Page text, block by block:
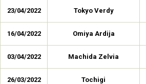
23/04/2022 Tokyo Verdy
16/04/2022 Omiya Ardija
03/04/2022 Machida Zelvia
26/03/2022 Tochigi